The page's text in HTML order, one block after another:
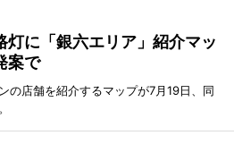
灯に「銀六エリア」紹介マッ
案で
の店舗を紹介するマップが7月19日、同